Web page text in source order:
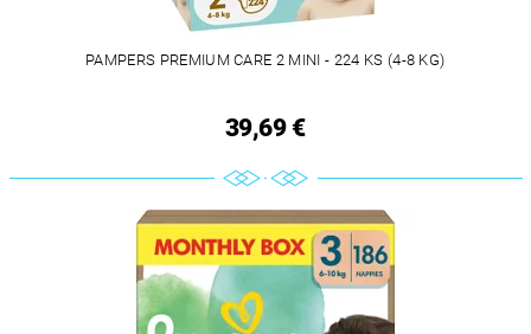
PAMPERS PREMIUM CARE 2 MINI - 224 KS (4-8 KG)
39,69 €